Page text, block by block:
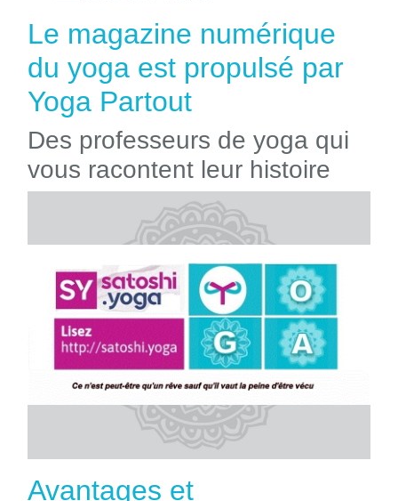
Le magazine numérique
du yoga est propulsé par
Yoga Partout
Des professeurs de yoga qui
vous racontent leur histoire
Avantages et